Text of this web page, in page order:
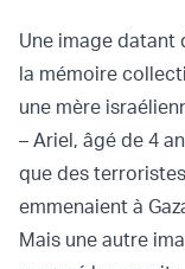
Une image datant
la mémoire
une mère
– Ariel, âgé de 4
que des
emmenaient à
Mais une autre